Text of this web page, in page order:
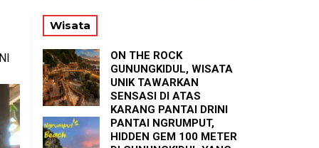
Wisata
ON THE ROCK
GUNUNGKIDUL, WISATA
UNIK TAWARKAN
SENSASI DI ATAS
KARANG PANTAI DRINI
April 23, 2026
PANTAI NGRUMPUT,
HIDDEN GEM 100 METER